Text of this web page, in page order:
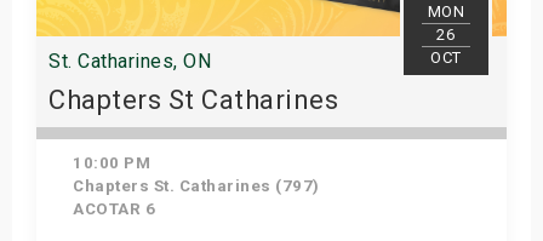
MON
26
OCT
St. Catharines, ON
Chapters St Catharines
10:00 PM
Chapters St. Catharines (797)
ACOTAR 6